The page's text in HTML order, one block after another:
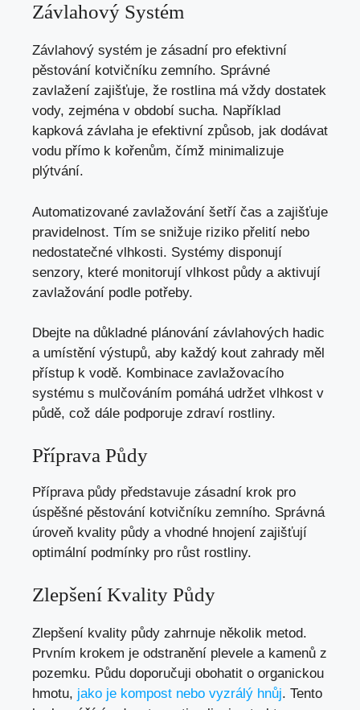
Závlahový Systém
Závlahový systém je zásadní pro efektivní
pěstování kotvičníku zemního. Správné
zavlažení zajišťuje, že rostlina má vždy dostatek
vody, zejména v období sucha. Například
kapková závlaha je efektivní způsob, jak dodávat
vodu přímo k kořenům, čímž minimalizuje
plýtvání.
Automatizované zavlažování šetří čas a zajišťuje
pravidelnost. Tím se snižuje riziko přelití nebo
nedostatečné vlhkosti. Systémy disponují
senzory, které monitorují vlhkost půdy a aktivují
zavlažování podle potřeby.
Dbejte na důkladné plánování závlahových hadic
a umístění výstupů, aby každý kout zahrady měl
přístup k vodě. Kombinace zavlažovacího
systému s mulčováním pomáhá udržet vlhkost v
půdě, což dále podporuje zdraví rostliny.
Příprava Půdy
Příprava půdy představuje zásadní krok pro
úspěšné pěstování kotvičníku zemního. Správná
úroveň kvality půdy a vhodné hnojení zajišťují
optimální podmínky pro růst rostliny.
Zlepšení Kvality Půdy
Zlepšení kvality půdy zahrnuje několik metod.
Prvním krokem je odstranění plevele a kamenů z
pozemku. Půdu doporučuji obohatit o organickou
hmotu, jako je kompost nebo vyzrálý hnůj. Tento